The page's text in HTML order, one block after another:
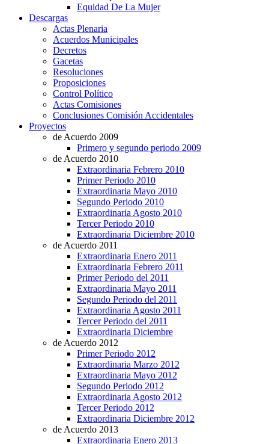
Equidad De La Mujer
Descargas
Actas Plenaria
Acuerdos Municipales
Decretos
Gacetas
Resoluciones
Proposiciones
Control Político
Actas Comisiones
Conclusiones Comisión Accidentales
Proyectos
de Acuerdo 2009
Primero y segundo periodo 2009
de Acuerdo 2010
Extraordinaria Febrero 2010
Primer Periodo 2010
Extraordinaria Mayo 2010
Segundo Periodo 2010
Extraordinaria Agosto 2010
Tercer Periodo 2010
Extraordinaria Diciembre 2010
de Acuerdo 2011
Extraordinaria Enero 2011
Extraordinaria Febrero 2011
Primer Periodo del 2011
Extraordinaria Mayo 2011
Segundo Periodo del 2011
Extraordinaria Agosto 2011
Tercer Periodo del 2011
Extraordinaria Diciembre
de Acuerdo 2012
Primer Periodo 2012
Extraordinaria Marzo 2012
Extraordinaria Mayo 2012
Segundo Periodo 2012
Extraordinaria Agosto 2012
Tercer Periodo 2012
Extraordinaria Diciembre 2012
de Acuerdo 2013
Extraordinaria Enero 2013